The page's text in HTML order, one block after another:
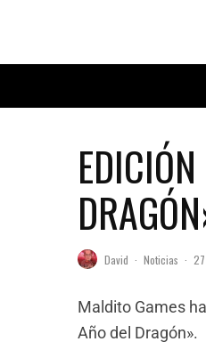
David · Noticias ·
Maldito Games
Año del Dragón».